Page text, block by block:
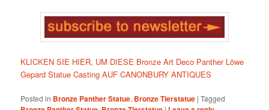
KLICKEN SIE HIER, UM DIESE Bronze Art Deco Panther Löwe
Gepard Statue Casting AUF CANONBURY ANTIQUES
Posted in Bronze Panther Statue, Bronze Tierstatue |Tagged